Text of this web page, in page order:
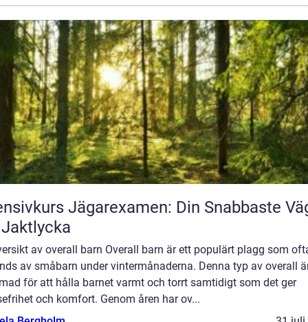
Jägarexamen: Din Snabbaste
av overall barn Overall barn är ett populärt plagg som
av småbarn under vintermånaderna. Denna typ av overall
för att hålla barnet varmt och torrt samtidigt som det ger
och komfort. Genom åren har ov...